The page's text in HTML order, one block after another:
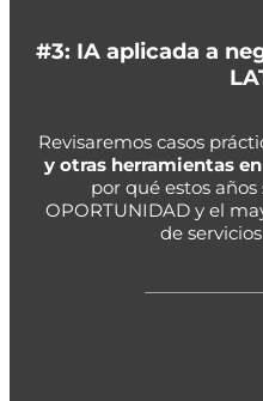
#3: IA aplicada a
Revisaremos casos
y otras herramientas
por qué estos
OPORTUNIDAD y el
de